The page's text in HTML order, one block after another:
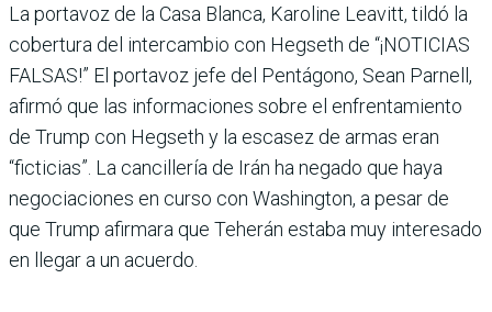
La portavoz de la Casa Blanca, Karoline Leavitt, tildó la
cobertura del intercambio con Hegseth de “¡NOTICIAS
FALSAS!” El portavoz jefe del Pentágono, Sean Parnell,
afirmó que las informaciones sobre el enfrentamiento
de Trump con Hegseth y la escasez de armas eran
“ficticias”. La cancillería de Irán ha negado que haya
negociaciones en curso con Washington, a pesar de
que Trump afirmara que Teherán estaba muy interesado
en llegar a un acuerdo.